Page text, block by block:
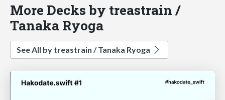
More Decks by treastrain /
Tanaka Ryoga
See All by treastrain / Tanaka Ryoga